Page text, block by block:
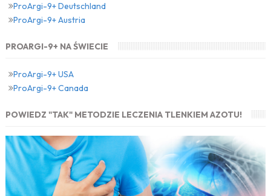
ProArgi-9+ Deutschland
ProArgi-9+ Austria
PROARGI-9+ NA ŚWIECIE
ProArgi-9+ USA
ProArgi-9+ Canada
POWIEDZ "TAK" METODZIE LECZENIA TLENKIEM AZOTU!